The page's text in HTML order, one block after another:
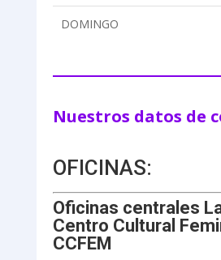
DOMINGO
Nuestros datos de
OFICINAS:
Oficinas centrales
Centro Cultural
CCFEM